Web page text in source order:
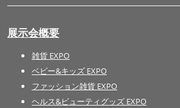
展示会概要
雑貨 EXPO
ベビー&キッズ EXPO
ファッション雑貨 EXPO
ヘルス&ビューティグッズ EXPO